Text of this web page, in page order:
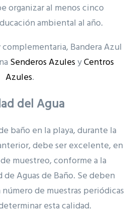
organizar al menos cinco
ambiental al año.
Bandera Azul
Senderos AzulesyCentros
Azules.
del Agua
baño en la playa, durante la
debe ser excelente, en
muestreo, conforme a la
Aguas de Baño. Se deben
de muestras periódicas
esta calidad.